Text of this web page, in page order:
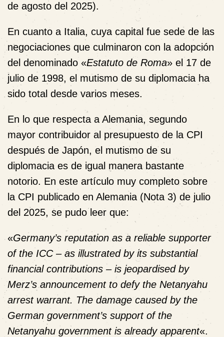
de agosto del 2025).
En cuanto a Italia, cuya capital fue sede de las
negociaciones que culminaron con la adopción
del denominado «Estatuto de Roma» el 17 de
julio de 1998, el mutismo de su diplomacia ha
sido total desde varios meses.
En lo que respecta a Alemania, segundo
mayor contribuidor al presupuesto de la CPI
después de Japón, el mutismo de su
diplomacia es de igual manera bastante
notorio. En este artículo muy completo sobre
la CPI publicado en Alemania (Nota 3) de julio
del 2025, se pudo leer que:
«Germany’s reputation as a reliable supporter
of the ICC – as illustrated by its substantial
financial contributions – is jeopardised by
Merz’s announcement to defy the Netanyahu
arrest warrant. The damage caused by the
German government’s support of the
Netanyahu government is already apparent«.